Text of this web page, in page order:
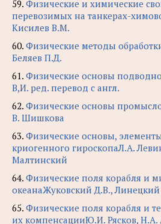
59. Физические и химические
перевозимых на танкерах-
Кисилев В.М.
60. Физические методы
Беляев П.Д.
61. Физические основы
В,И. ред. перевод с англ.
62. Физические основы
В. Шишкова
63. Физические основы,
криогенного гироскопаЛ.А.
Малтинский
64. Физические поля корабля и
океанаЖуковский Д.В.,
65. Физические поля корабля и
их компенсацииЮ.И. Рясков, Н.А.